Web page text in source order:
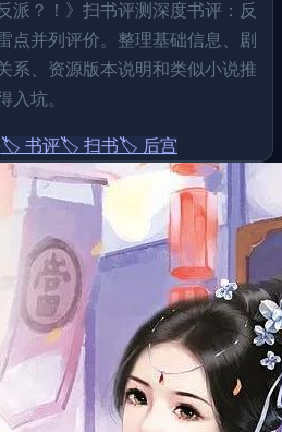
派？！》扫书评测深度书评：反
点并列评价。整理基础信息、剧
系、资源版本说明和类似小说推
入坑。
🏷️ 书评🏷️ 扫书🏷️ 后宫